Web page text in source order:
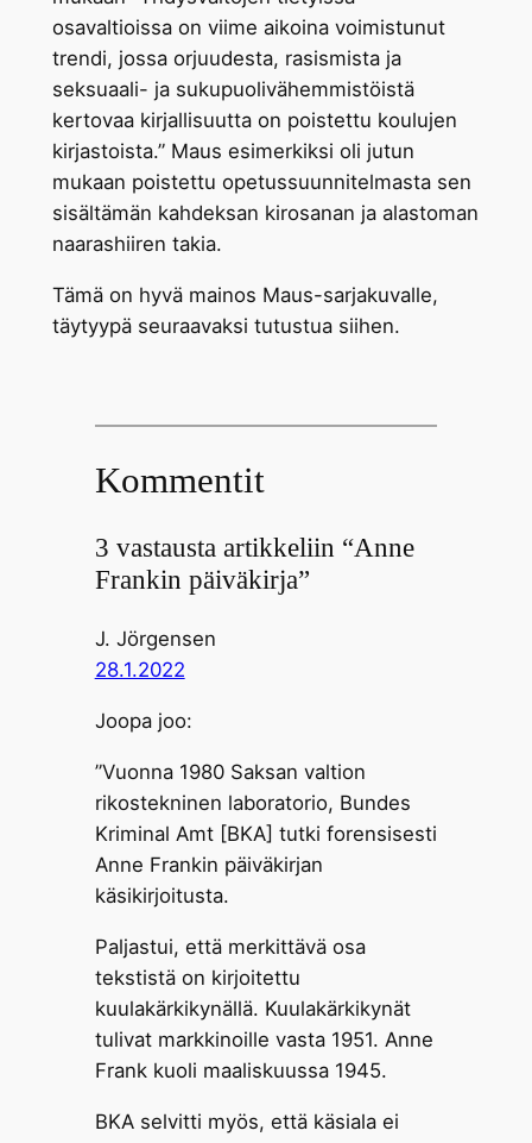
osavaltioissa on viime aikoina voimistunut
trendi, jossa orjuudesta, rasismista ja
seksuaali- ja sukupuolivähemmistöistä
kertovaa kirjallisuutta on poistettu koulujen
kirjastoista.” Maus esimerkiksi oli jutun
mukaan poistettu opetussuunnitelmasta sen
sisältämän kahdeksan kirosanan ja alastoman
naarashiiren takia.
Tämä on hyvä mainos Maus-sarjakuvalle,
täytyypä seuraavaksi tutustua siihen.
Kommentit
3 vastausta artikkeliin “Anne
Frankin päiväkirja”
J. Jörgensen
28.1.2022
Joopa joo:
”Vuonna 1980 Saksan valtion
rikostekninen laboratorio, Bundes
Kriminal Amt [BKA] tutki forensisesti
Anne Frankin päiväkirjan
käsikirjoitusta.
Paljastui, että merkittävä osa
tekstistä on kirjoitettu
kuulakärkikynällä. Kuulakärkikynät
tulivat markkinoille vasta 1951. Anne
Frank kuoli maaliskuussa 1945.
BKA selvitti myös, että käsiala ei